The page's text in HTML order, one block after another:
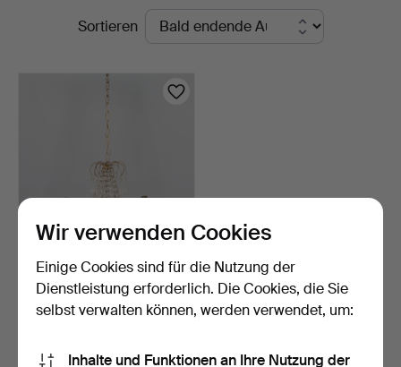
LaufendeSortieren
DECKENLEUCHTER mit
Prismen.
5 Tage
Wir verwenden Cookies
Einige Cookies sind für die Nutzung der
Dienstleistung erforderlich. Die Cookies, die Sie
selbst verwalten können, werden verwendet, um:
Inhalte und Funktionen an Ihre Nutzung der